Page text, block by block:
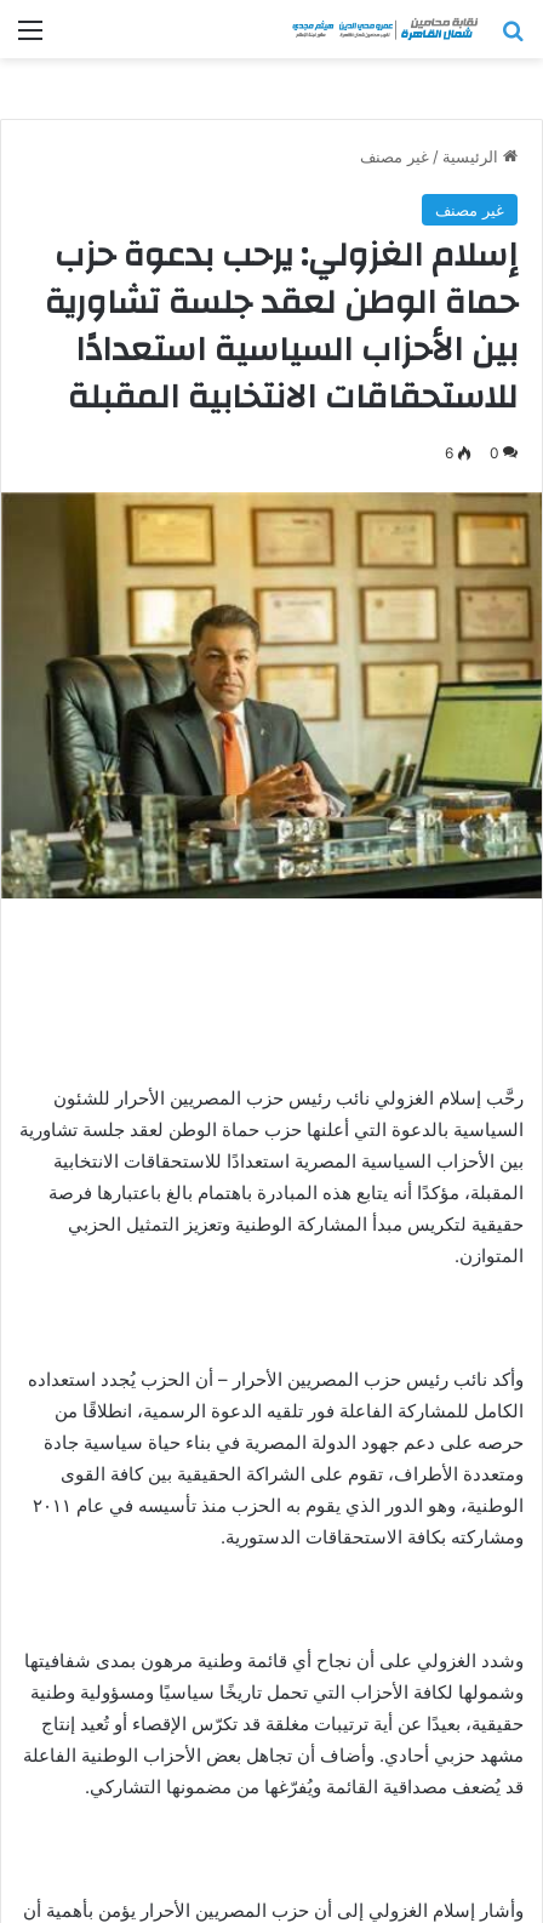
بحث عن
الرئيسية / غير مصنف
غير مصنف
إسلام الغزولي: يرحب بدعوة حزب
حماة الوطن لعقد جلسة تشاورية
بين الأحزاب السياسية استعدادًا
للاستحقاقات الانتخابية المقبلة
0
6
رحَّب إسلام الغزولي نائب رئيس حزب المصريين الأحرار للشئون
السياسية بالدعوة التي أعلنها حزب حماة الوطن لعقد جلسة تشاورية
بين الأحزاب السياسية المصرية استعدادًا للاستحقاقات الانتخابية
المقبلة، مؤكدًا أنه يتابع هذه المبادرة باهتمام بالغ باعتبارها فرصة
حقيقية لتكريس مبدأ المشاركة الوطنية وتعزيز التمثيل الحزبي
المتوازن.
وأكد نائب رئيس حزب المصريين الأحرار – أن الحزب يُجدد استعداده
الكامل للمشاركة الفاعلة فور تلقيه الدعوة الرسمية، انطلاقًا من
حرصه على دعم جهود الدولة المصرية في بناء حياة سياسية جادة
ومتعددة الأطراف، تقوم على الشراكة الحقيقية بين كافة القوى
الوطنية، وهو الدور الذي يقوم به الحزب منذ تأسيسه في عام ٢٠١١
ومشاركته بكافة الاستحقاقات الدستورية.
وشدد الغزولي على أن نجاح أي قائمة وطنية مرهون بمدى شفافيتها
وشمولها لكافة الأحزاب التي تحمل تاريخًا سياسيًا ومسؤولية وطنية
حقيقية، بعيدًا عن أية ترتيبات مغلقة قد تكرّس الإقصاء أو تُعيد إنتاج
مشهد حزبي أحادي. وأضاف أن تجاهل بعض الأحزاب الوطنية الفاعلة
قد يُضعف مصداقية القائمة ويُفرّغها من مضمونها التشاركي.
وأشار إسلام الغزولي إلى أن حزب المصريين الأحرار يؤمن بأهمية أن